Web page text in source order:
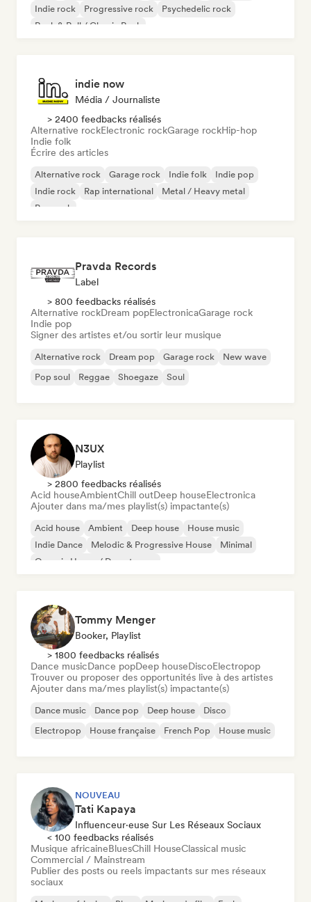
Indie rock
Progressive rock
Psychedelic rock
Rock & Roll / Classic Rock
indie now
Média / Journaliste
> 2400 feedbacks réalisés
Alternative rockElectronic rockGarage rockHip-hop
Indie folk
Écrire des articles
Alternative rock Garage rock Indie folk
Indie pop
Indie rock
Rap international
Metal / Heavy metal
Pop rock
Pravda Records
Label
> 800 feedbacks réalisés
Alternative rockDream popElectronicaGarage rock
Indie pop
Signer des artistes et/ou sortir leur musique
Alternative rock Dream pop Garage rock
New wave
Pop soul
Reggae Shoegaze Soul
N3UX
Playlist
> 2800 feedbacks réalisés
Acid houseAmbientChill outDeep houseElectronica
Ajouter dans ma/mes playlist(s) impactante(s)
Acid house Ambient Deep house
House music
Indie Dance
Melodic & Progressive House
Minimal
Organic House / Downtempo
Tommy Menger
Booker, Playlist
> 1800 feedbacks réalisés
Dance musicDance popDeep houseDiscoElectropop
Trouver ou proposer des opportunités live à des artistes
Ajouter dans ma/mes playlist(s) impactante(s)
Dance music Dance pop Deep house
Disco
Electropop
House française French Pop House music
NOUVEAU
Tati Kapaya
Influenceur·euse Sur Les Réseaux Sociaux
< 100 feedbacks réalisés
Musique africaineBluesChill HouseClassical music
Commercial / Mainstream
Publier des posts ou reels impactants sur mes réseaux
sociaux